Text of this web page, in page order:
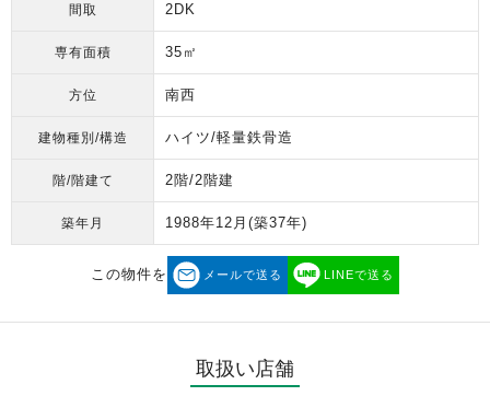
間取 2DK
専有面積 35㎡
方位 南西
建物種別/構造 ハイツ/軽量鉄骨造
階/階建て 2階/2階建
築年月 1988年12月 (築37年)
この物件を メールで送る LINEで送る
取扱い店舗